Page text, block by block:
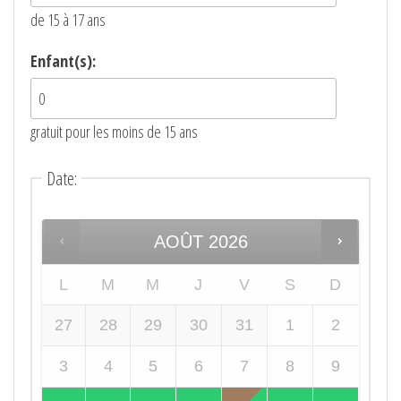
de 15 à 17 ans
Enfant(s):
gratuit pour les moins de 15 ans
Date:
AOÛT 2026
L M M J V S D
27 28 29 30 31 1 2
3 4 5 6 7 8 9